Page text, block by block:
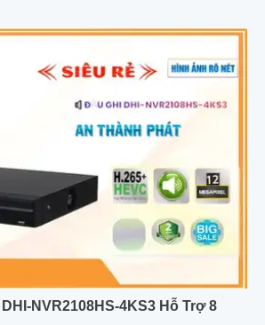
NVR2108HS-4KS3 Hỗ Trợ 8